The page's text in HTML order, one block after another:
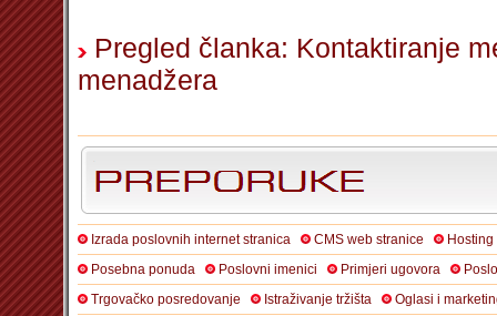
Pregled članka: Kontaktiranje
menadžera
Izrada poslovnih internet stranica CMS web stranice
Posebna ponuda
Poslovni imenici Primjeri ugovora
Trgovačko posredovanje
Istraživanje tržišta
Oglasi i